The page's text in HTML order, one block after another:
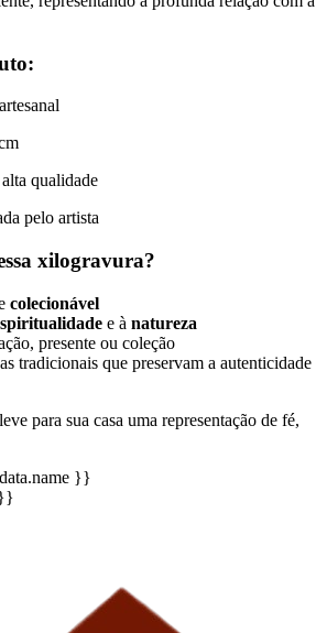
qualidade
pelo artista
xilogravura?
colecionável
e à natureza
presente ou coleção
tradicionais que preservam a autenticidade
para sua casa uma representação de fé,
}}